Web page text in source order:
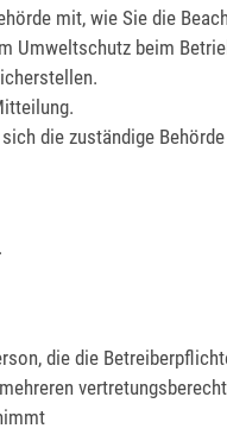
mit, wie Sie die
Umweltschutz beim
die zuständige
die die